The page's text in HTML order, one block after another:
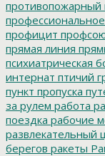
противопожарный
профицит
прямая линия
психиатрическая
интернат птичий
пункт пропуска
за рулем работа
поездка рабочие
развлекательный
берегов ракеты